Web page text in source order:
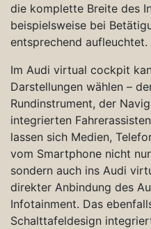
die komplette Breite des
beispielsweise bei
entsprechend aufleuchtet.
Im Audi virtual cockpit
Darstellungen wählen –
Rundinstrument, der
integrierten
lassen sich Medien,
vom Smartphone nicht
sondern auch ins Audi
direkter Anbindung des
Infotainment. Das
Schalttafeldesign